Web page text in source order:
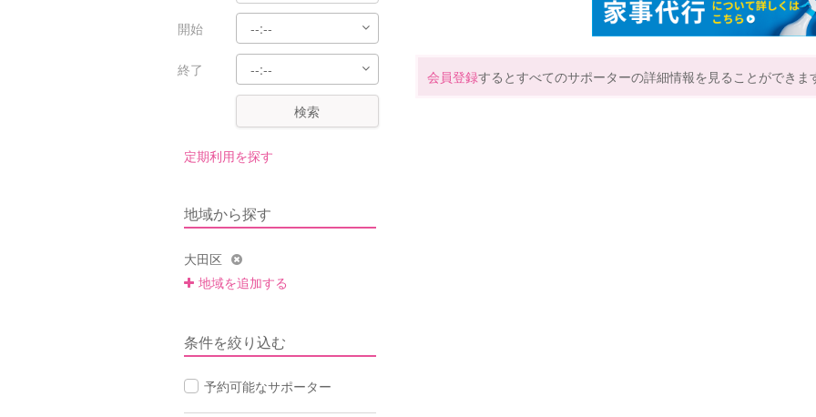
開始
終了
検索
定期利用を探す
地域から探す
大田区
地域を追加する
条件を絞り込む
予約可能なサポーター
会員登録するとすべてのサポーターの詳細情報を見ることができま